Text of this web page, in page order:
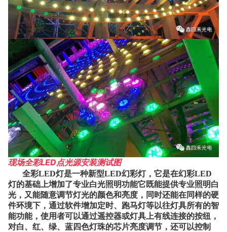
现场全彩LED点光源安装测试图
全彩LED灯是一种新型LED幻彩灯，它是在幻彩LED
灯的基础上增加了专业白光照明功能它既能提供专业照明白
光，又能随意调节灯光的颜色和亮度，同时还能在同样的硬
件环境下，通过软件增加定时、跑马灯等以往灯具所有的智
能功能，使用者可以通过遥控器或灯具上有线连接的按纽，
对白、红、绿、蓝四色灯珠的芯片亮度调节，还可以控制